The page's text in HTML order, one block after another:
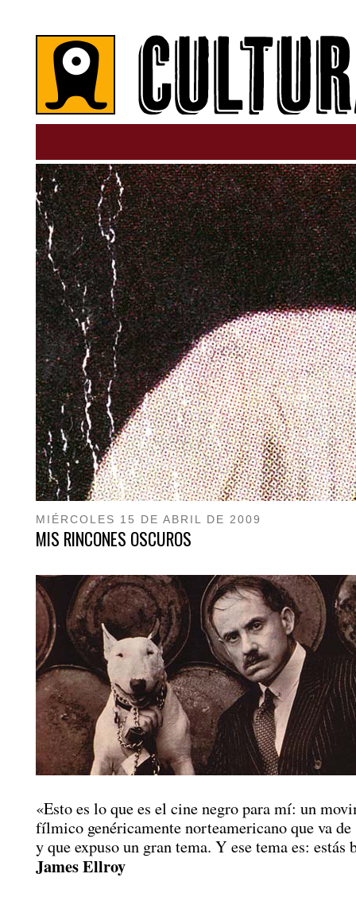
MIÉRCOLES 15 DE ABRIL DE 2009
MIS RINCONES OSCUROS
«Esto es lo que es el cine negro para mí: un
fílmico genéricamente norteamericano que va de
y que expuso un gran tema. Y ese tema es: estás
James Ellroy